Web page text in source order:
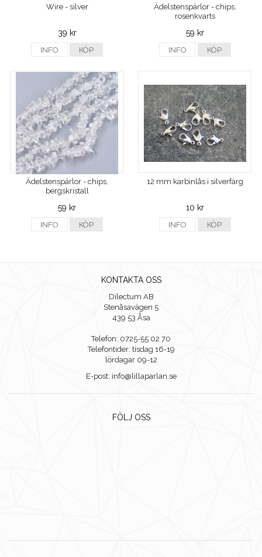
Wire - silver
39 kr
INFO KÖP
Ädelstenspärlor - chips,
rosenkvarts
59 kr
INFO KÖP
Ädelstenspärlor - chips,
bergskristall
59 kr
INFO KÖP
12 mm karbinlås i silverfärg
10 kr
INFO KÖP
KONTAKTA OSS
Dilectum AB
Stenåsavägen 5
439 53 Åsa
Telefon: 0725-55 02 70
Telefontider: tisdag 16-19
lördagar 09-12
E-post: info@lillaparlan.se
FÖLJ OSS